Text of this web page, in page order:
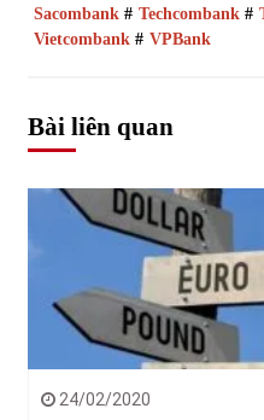
Sacombank# Techcombank#
Vietcombank# VPBank
Bài liên quan
24/02/2020